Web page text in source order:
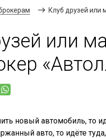
Клуб друзей или
или
новый автомобиль, то
авто, то идёте